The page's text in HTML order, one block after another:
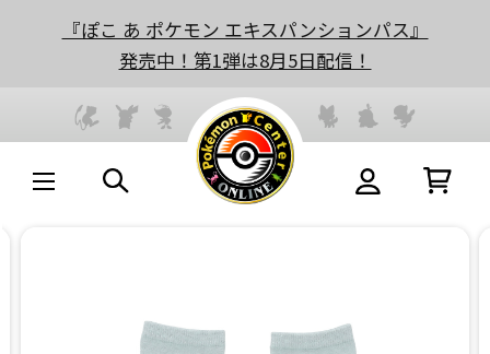
『ぽこ あ ポケモン エキスパンションパス』
発売中！第1弾は8月5日配信！